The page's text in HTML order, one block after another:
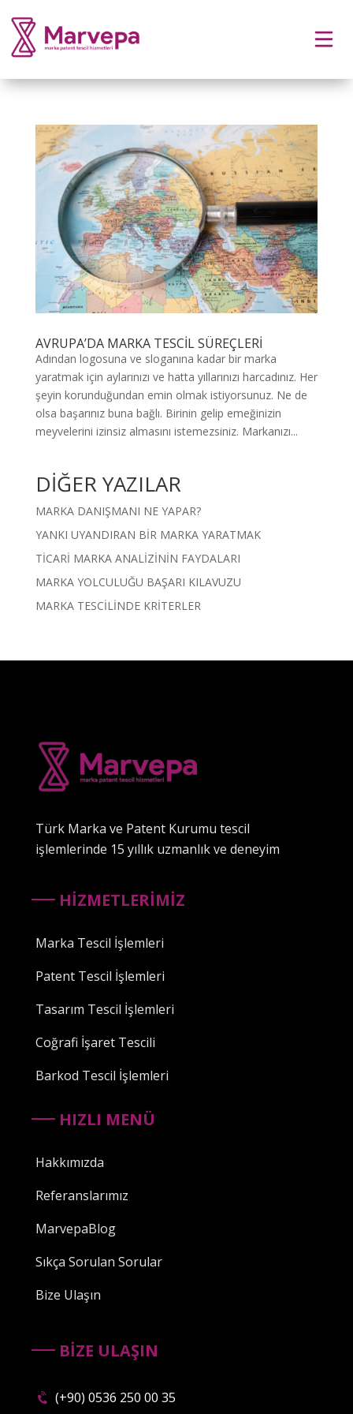
AVRUPA’DA MARKA TESCİL SÜREÇLERİ
Adından logosuna ve sloganına kadar bir marka
yaratmak için aylarınızı ve hatta yıllarınızı harcadınız. Her
şeyin korunduğundan emin olmak istiyorsunuz. Ne de
olsa başarınız buna bağlı. Birinin gelip emeğinizin
meyvelerini izinsiz almasını istemezsiniz. Markanızı...
DİĞER YAZILAR
MARKA DANIŞMANI NE YAPAR?
YANKI UYANDIRAN BİR MARKA YARATMAK
TİCARİ MARKA ANALİZİNİN FAYDALARI
MARKA YOLCULUĞU BAŞARI KILAVUZU
MARKA TESCİLİNDE KRİTERLER
Türk Marka ve Patent Kurumu tescil
işlemlerinde 15 yıllık uzmanlık ve deneyim
HİZMETLERİMİZ
Marka Tescil İşlemleri
Patent Tescil İşlemleri
Tasarım Tescil İşlemleri
Coğrafi İşaret Tescili
Barkod Tescil İşlemleri
HIZLI MENÜ
Hakkımızda
Referanslarımız
MarvepaBlog
Sıkça Sorulan Sorular
Bize Ulaşın
BİZE ULAŞIN
(+90) 0536 250 00 35